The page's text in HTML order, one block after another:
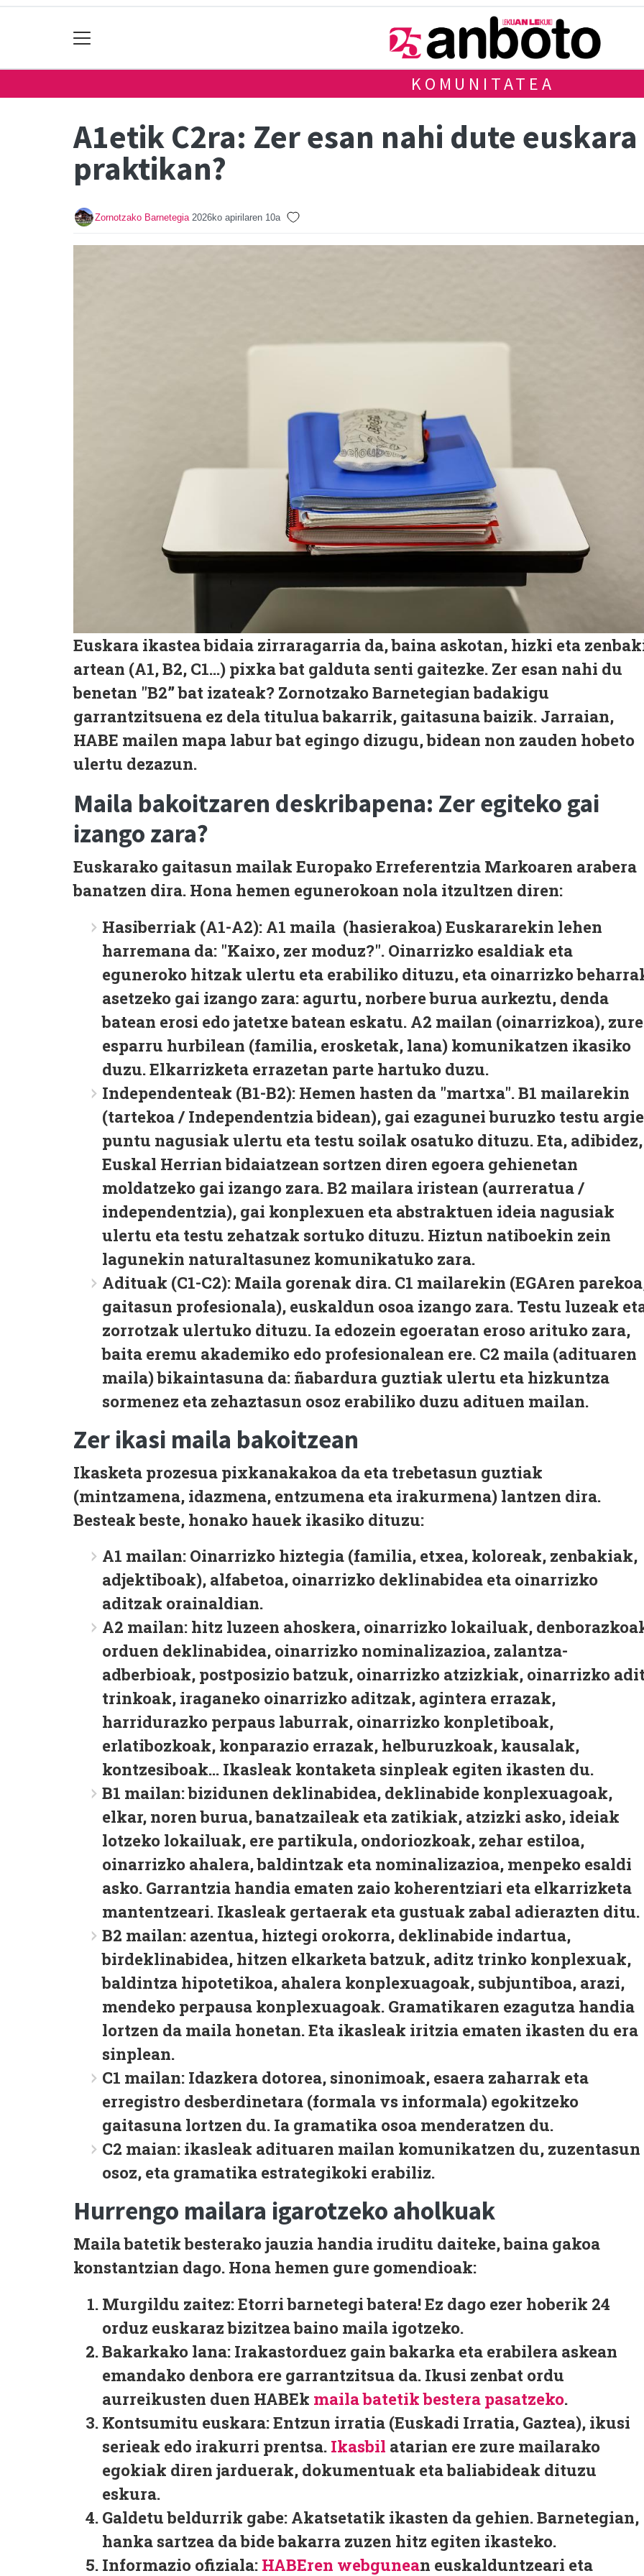
KOMUNITATEA
A1etik C2ra: Zer esan nahi dute
praktikan?
Zornotzako Barnetegia 2026ko apirilaren 10a
Euskara ikastea bidaia zirraragarria da, baina askotan, hizki eta
artean (A1, B2, C1...) pixka bat galduta senti gaitezke. Zer esan nahi du
benetan "B2” bat izateak? Zornotzako Barnetegian badakigu
garrantzitsuena ez dela titulua bakarrik, gaitasuna baizik. Jarraian,
HABE mailen mapa labur bat egingo dizugu, bidean non zauden hobeto
ulertu dezazun.
Maila bakoitzaren deskribapena: Zer egiteko gai
izango zara?
Euskarako gaitasun mailak Europako Erreferentzia Markoaren arabera
banatzen dira. Hona hemen egunerokoan nola itzultzen diren:
Hasiberriak (A1-A2): A1 maila (hasierakoa) Euskararekin lehen
harremana da: "Kaixo, zer moduz?". Oinarrizko esaldiak eta
eguneroko hitzak ulertu eta erabiliko dituzu, eta oinarrizko
asetzeko gai izango zara: agurtu, norbere burua aurkeztu, denda
batean erosi edo jatetxe batean eskatu. A2 mailan (oinarrizkoa), zure
esparru hurbilean (familia, erosketak, lana) komunikatzen ikasiko
duzu. Elkarrizketa errazetan parte hartuko duzu.
Independenteak (B1-B2): Hemen hasten da "martxa".B1 mailarekin
(tartekoa / Independentzia bidean), gai ezagunei buruzko testu
puntu nagusiak ulertu eta testu soilak osatuko dituzu. Eta, adibidez,
Euskal Herrian bidaiatzean sortzen diren egoera gehienetan
moldatzeko gai izango zara.B2 mailara iristean (aurreratua /
independentzia), gai konplexuen eta abstraktuen ideia nagusiak
ulertu eta testu zehatzak sortuko dituzu. Hiztun natiboekin zein
lagunekin naturaltasunez komunikatuko zara.
Adituak (C1-C2): Maila gorenak dira. C1 mailarekin (EGAren
gaitasun profesionala), euskaldun osoa izango zara. Testu luzeak
zorrotzak ulertuko dituzu. Ia edozein egoeratan eroso arituko zara,
baita eremu akademiko edo profesionalean ere. C2 maila (adituaren
maila) bikaintasuna da: ñabardura guztiak ulertu eta hizkuntza
sormenez eta zehaztasun osoz erabiliko duzu adituen mailan.
Zer ikasi maila bakoitzean
Ikasketa prozesua pixkanakakoa da eta trebetasun guztiak
(mintzamena, idazmena, entzumena eta irakurmena) lantzen dira.
Besteak beste, honako hauek ikasiko dituzu:
A1 mailan: Oinarrizko hiztegia (familia, etxea, koloreak, zenbakiak,
adjektiboak), alfabetoa, oinarrizko deklinabidea eta oinarrizko
aditzak orainaldian.
A2 mailan: hitz luzeen ahoskera, oinarrizko lokailuak,
orduen deklinabidea, oinarrizko nominalizazioa, zalantza-
adberbioak, postposizio batzuk, oinarrizko atzizkiak, oinarrizko
trinkoak, iraganeko oinarrizko aditzak, agintera errazak,
harridurazko perpaus laburrak, oinarrizko konpletiboak,
erlatibozkoak, konparazio errazak, helburuzkoak, kausalak,
kontzesiboak… Ikasleak kontaketa sinpleak egiten ikasten du.
B1 mailan:bizidunen deklinabidea, deklinabide konplexuagoak,
elkar, noren burua, banatzaileak eta zatikiak, atzizki asko, ideiak
lotzeko lokailuak, ere partikula, ondoriozkoak, zehar estiloa,
oinarrizko ahalera, baldintzak eta nominalizazioa, menpeko esaldi
asko. Garrantzia handia ematen zaio koherentziari eta elkarrizketa
mantentzeari. Ikasleak gertaerak eta gustuak zabal adierazten ditu.
B2 mailan: azentua, hiztegi orokorra, deklinabide indartua,
birdeklinabidea, hitzen elkarketa batzuk, aditz trinko konplexuak,
baldintza hipotetikoa, ahalera konplexuagoak, subjuntiboa, arazi,
mendeko perpausa konplexuagoak. Gramatikaren ezagutza handia
lortzen da maila honetan. Eta ikasleak iritzia ematen ikasten du era
sinplean.
C1 mailan: Idazkera dotorea, sinonimoak, esaera zaharrak eta
erregistro desberdinetara (formala vs informala) egokitzeko
gaitasuna lortzen du. Ia gramatika osoa menderatzen du.
C2 maian: ikasleak adituaren mailan komunikatzen du, zuzentasun
osoz, eta gramatika estrategikoki erabiliz.
Hurrengo mailara igarotzeko aholkuak
Maila batetik besterako jauzia handia iruditu daiteke, baina gakoa
konstantzian dago. Hona hemen gure gomendioak:
Murgildu zaitez:Etorri barnetegi batera! Ez dago ezer hoberik 24
orduz euskaraz bizitzea baino maila igotzeko.
Bakarkako lana: Irakastorduez gain bakarka eta erabilera askean
emandako denbora ere garrantzitsua da. Ikusi zenbat ordu
aurreikusten duen HABEk maila batetik bestera pasatzeko.
Kontsumitu euskara:Entzun irratia (Euskadi Irratia, Gaztea), ikusi
serieak edo irakurri prentsa. Ikasbil atarian ere zure mailarako
egokiak diren jarduerak, dokumentuak eta baliabideak dituzu
eskura.
Galdetu beldurrik gabe: Akatsetatik ikasten da gehien. Barnetegian,
hanka sartzea da bide bakarra zuzen hitz egiten ikasteko.
Informazio ofiziala: HABEren webgunean euskalduntzeari eta